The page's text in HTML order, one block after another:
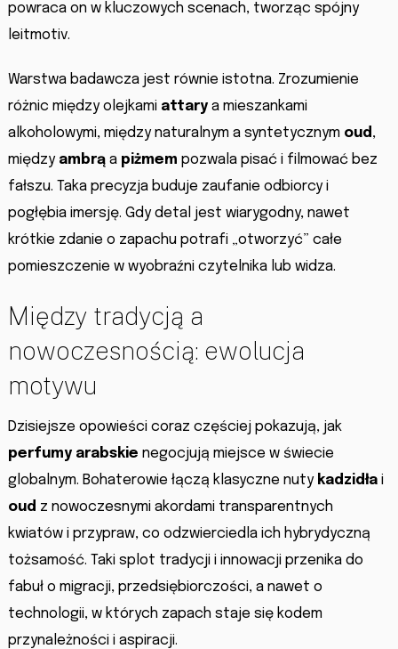
powraca on w kluczowych scenach, tworząc spójny
leitmotiv.
Warstwa badawcza jest równie istotna. Zrozumienie
różnic między olejkami attarya mieszankami
alkoholowymi, między naturalnym a syntetycznym oud ,
między ambrąa piżmem pozwala pisać i filmować bez
fałszu. Taka precyzja buduje zaufanie odbiorcy i
pogłębia imersję. Gdy detal jest wiarygodny, nawet
krótkie zdanie o zapachu potrafi „otworzyć” całe
pomieszczenie w wyobraźni czytelnika lub widza.
Między tradycją a
nowoczesnością: ewolucja
motywu
Dzisiejsze opowieści coraz częściej pokazują, jak
perfumy arabskie negocjują miejsce w świecie
globalnym. Bohaterowie łączą klasyczne nuty kadzidłai
oud z nowoczesnymi akordami transparentnych
kwiatów i przypraw, co odzwierciedla ich hybrydyczną
tożsamość. Taki splot tradycji i innowacji przenika do
fabuł o migracji, przedsiębiorczości, a nawet o
technologii, w których zapach staje się kodem
przynależności i aspiracji.